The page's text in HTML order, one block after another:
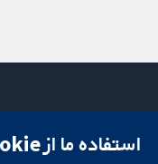
استفاده ما از cookie‌ها